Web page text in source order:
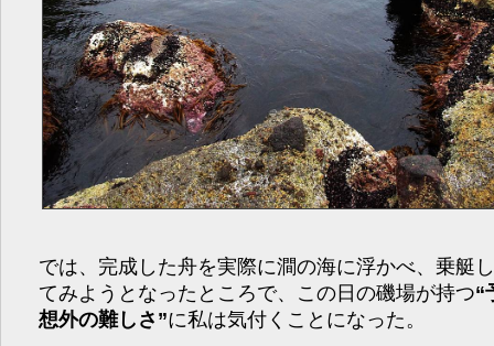
では、完成した舟を実際に澗の海に浮かべ、乗艇
てみようとなったところで、この日の磯場が持つ“
想外の難しさ”に私は気付くことになった。